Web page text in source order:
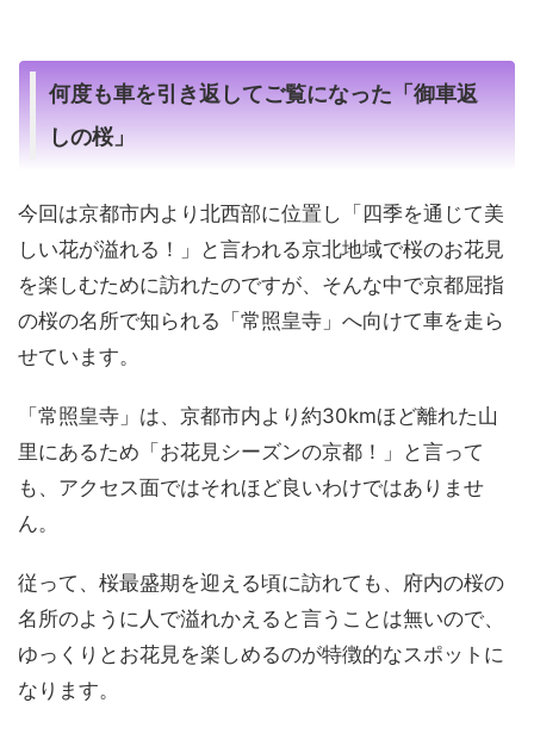
何度も車を引き返してご覧になった「御車返
しの桜」
今回は京都市内より北西部に位置し「四季を通じて美
しい花が溢れる！」と言われる京北地域で桜のお花見
を楽しむために訪れたのですが、そんな中で京都屈指
の桜の名所で知られる「常照皇寺」へ向けて車を走ら
せています。
「常照皇寺」は、京都市内より約30kmほど離れた山
里にあるため「お花見シーズンの京都！」と言って
も、アクセス面ではそれほど良いわけではありませ
ん。
従って、桜最盛期を迎える頃に訪れても、府内の桜の
名所のように人で溢れかえると言うことは無いので、
ゆっくりとお花見を楽しめるのが特徴的なスポットに
なります。